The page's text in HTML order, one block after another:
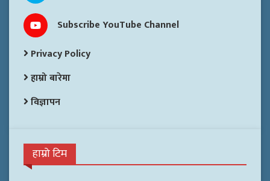
Subscribe YouTube Channel
Privacy Policy
हाम्रो बारेमा
विज्ञापन
हाम्रो टिम